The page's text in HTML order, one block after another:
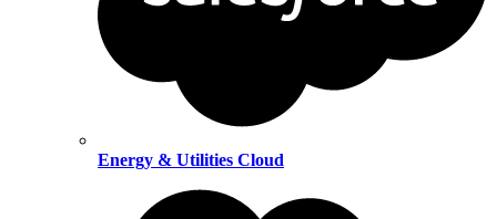
Energy & Utilities Cloud